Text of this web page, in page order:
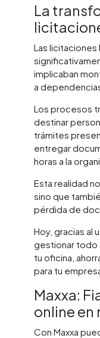
La
Las
implicaban
a
Los procesos
destinar
trámites
entregar
horas a la
Esta realidad
sino que
pérdida de
Hoy, gracias al
gestionar todo
tu oficina,
para tu
Maxxa:
online en
Con Maxxa